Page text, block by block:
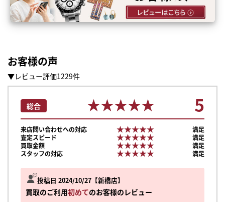
お客様の声
▼レビュー評価1229件
投稿日 2024/10/27 新橋店
買取のご利用初めてのお客様のレビュー
総合 ★★★★★
★★★★★ 5
来店問い合わせへの対応 ★★★★★
★★★★★
満足
査定スピード
★★★★★
★★★★★
満足
買取金額
★★★★★
★★★★★
満足
スタッフの対応
★★★★★
★★★★★ 満足